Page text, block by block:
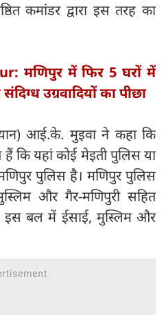
कमांडर द्वारा इस तरह का
मणिपुर में फिर 5 घरों में
उग्रवादियों का पीछा
आई.के. मुइवा ने कहा कि
कि यहां कोई मेइती पुलिस या
पुलिस है। मणिपुर पुलिस
और गैर-मणिपुरी सहित
इस बल में ईसाई, मुस्लिम और